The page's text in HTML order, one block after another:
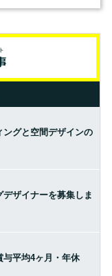
グと空間デザインの
ザイナーを募集しま
平均4ヶ月・年休